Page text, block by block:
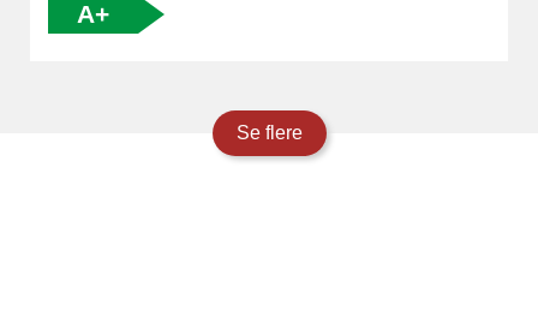
A+
Se flere